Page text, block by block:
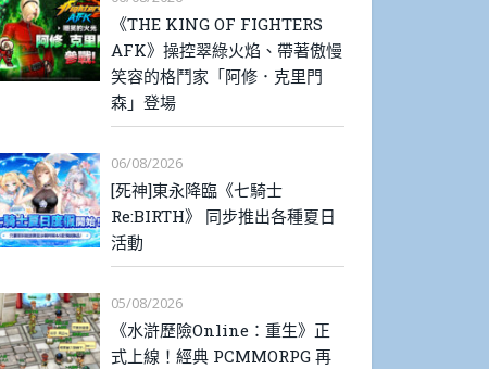
《THE KING OF FIGHTERS
AFK》操控翠綠火焰、帶著傲慢
笑容的格鬥家「阿修．克里門
森」登場
06/08/2026
[死神]東永降臨《七騎士
Re:BIRTH》 同步推出各種夏日
活動
05/08/2026
《水滸歷險Online：重生》正
式上線！經典 PCMMORPG 再